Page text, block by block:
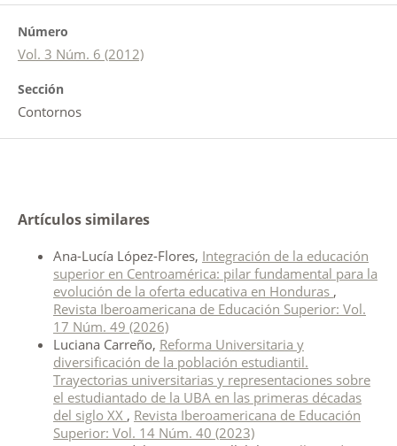
Número
Vol. 3 Núm. 6 (2012)
Sección
Contornos
Artículos similares
Ana-Lucía López-Flores, Integración de la educación
superior en Centroamérica: pilar fundamental para la
evolución de la oferta educativa en Honduras ,
Revista Iberoamericana de Educación Superior: Vol.
17 Núm. 49 (2026)
Luciana Carreño, Reforma Universitaria y
diversificación de la población estudiantil.
Trayectorias universitarias y representaciones sobre
el estudiantado de la UBA en las primeras décadas
del siglo XX , Revista Iberoamericana de Educación
Superior: Vol. 14 Núm. 40 (2023)